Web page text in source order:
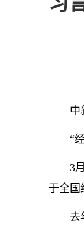
中
“
3
于全国
去